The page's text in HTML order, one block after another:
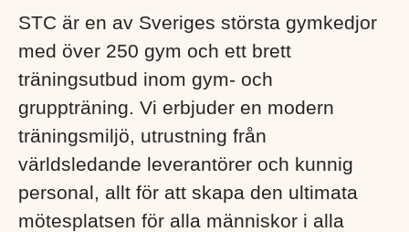
STC är en av Sveriges största gymkedjor
med över 250 gym och ett brett
träningsutbud inom gym- och
gruppträning. Vi erbjuder en modern
träningsmiljö, utrustning från
världsledande leverantörer och kunnig
personal, allt för att skapa den ultimata
mötesplatsen för alla människor i alla